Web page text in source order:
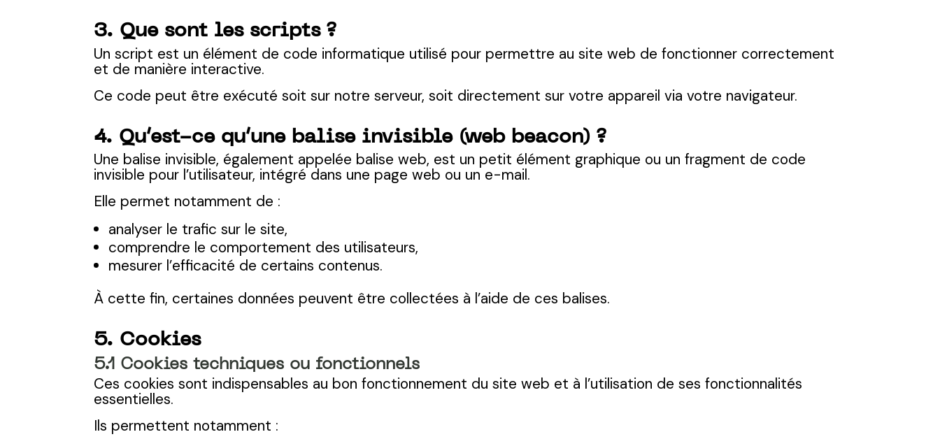
3. Que sont les scripts ?
Un script est un élément de code informatique utilisé pour permettre au site web de fonctionner correctement
et de manière interactive.
Ce code peut être exécuté soit sur notre serveur, soit directement sur votre appareil via votre navigateur.
4. Qu’est-ce qu’une balise invisible (web beacon) ?
Une balise invisible, également appelée balise web, est un petit élément graphique ou un fragment de code
invisible pour l’utilisateur, intégré dans une page web ou un e-mail.
Elle permet notamment de :
analyser le trafic sur le site,
comprendre le comportement des utilisateurs,
mesurer l’efficacité de certains contenus.
À cette fin, certaines données peuvent être collectées à l’aide de ces balises.
5. Cookies
5.1 Cookies techniques ou fonctionnels
Ces cookies sont indispensables au bon fonctionnement du site web et à l’utilisation de ses fonctionnalités
essentielles.
Ils permettent notamment :